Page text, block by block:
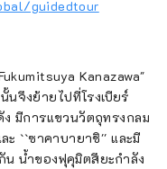
guidedtour
Kanazawa"
จึงย้ายไปที่โรงเบียร์
มีการแขวนวัตถุทรงกลม
ะ ``ซาคาบายาชิ'' และมี
น น้ำของฟุคุมิตสึยะกำลัง